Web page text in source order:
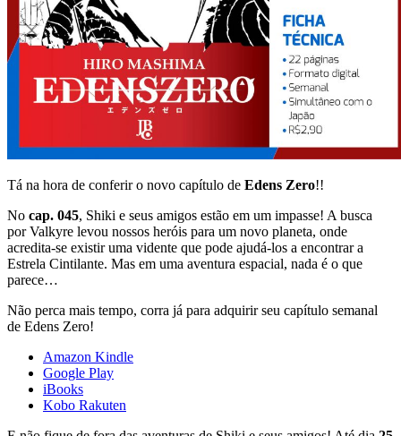
Tá na hora de conferir o novo capítulo de Edens Zero!!
No cap. 045, Shiki e seus amigos estão em um impasse! A busca
por Valkyre levou nossos heróis para um novo planeta, onde
acredita-se existir uma vidente que pode ajudá-los a encontrar a
Estrela Cintilante. Mas em uma aventura espacial, nada é o que
parece…
Não perca mais tempo, corra já para adquirir seu capítulo semanal
de Edens Zero!
Amazon Kindle
Google Play
iBooks
Kobo Rakuten